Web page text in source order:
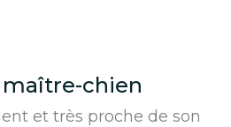
maître-chien
et très proche de son